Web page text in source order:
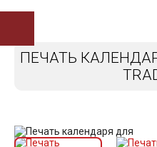
ПЕЧАТЬ